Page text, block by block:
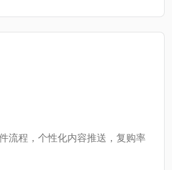
流程，个性化内容推送，复购率